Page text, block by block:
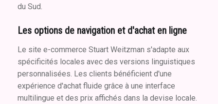
du Sud.
Les options de navigation et d'achat en ligne
Le site e-commerce Stuart Weitzman s'adapte aux
spécificités locales avec des versions linguistiques
personnalisées. Les clients bénéficient d'une
expérience d'achat fluide grâce à une interface
multilingue et des prix affichés dans la devise locale.